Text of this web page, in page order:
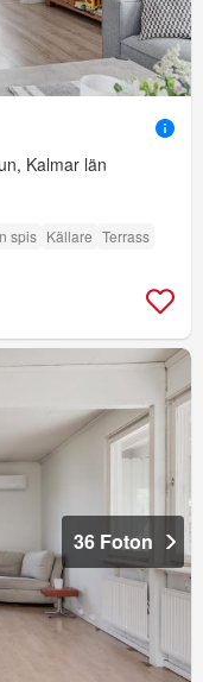
Kalmar län
spis Källare Terrass
36 Foton